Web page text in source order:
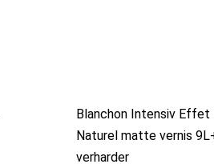
Blanchon Intensiv Effet
Naturel matte vernis
verharder